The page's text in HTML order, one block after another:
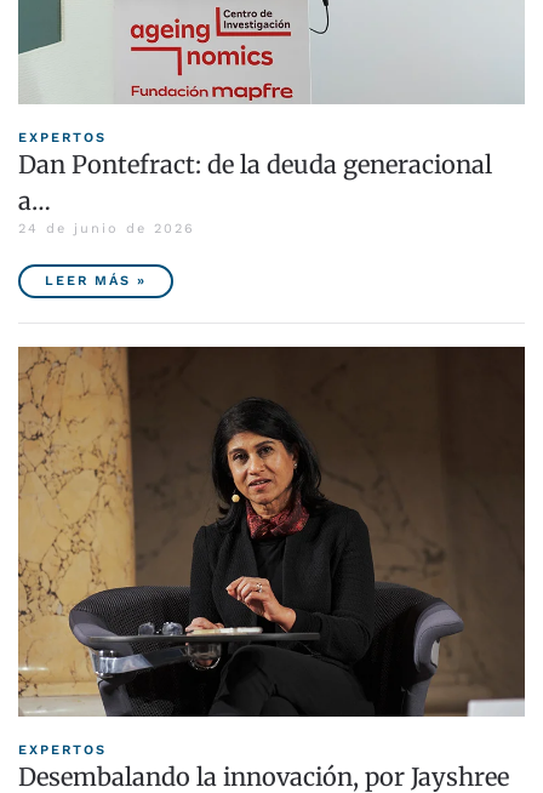
EXPERTOS
Dan Pontefract: de la deuda generacional
a…
24 de junio de 2026
LEER MÁS »
EXPERTOS
Desembalando la innovación, por Jayshree